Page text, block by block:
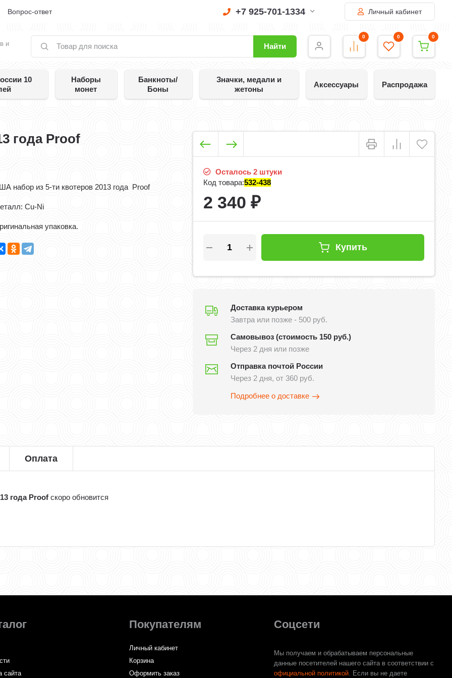
Вопрос-ответ +7 925-701-1334 Личный кабинет
и Найти
0 0 0
10
Наборы
монет
Банкноты/
Боны
Значки, медали и
жетоны
Аксессуары Распродажа
года Proof
набор из 5-ти квотеров 2013 года Proof
Сu-Ni
упаковка.
Осталось 2 штуки
Код товара:532-438
2 340 ₽
Купить
Доставка курьером
Завтра или позже - 500 руб.
Самовывоз (стоимость 150 руб.)
Через 2 дня или позже
Отправка почтой России
Через 2 дня, от 360 руб.
Подробнее о доставке
Оплата
года Proof скоро обновится
сайта
Покупателям
Личный кабинет
Корзина
Оформить заказ
Соцсети
Мы получаем и обрабатываем персональные
данные посетителей нашего сайта в соответствии с
официальной политикой. Если вы не даете